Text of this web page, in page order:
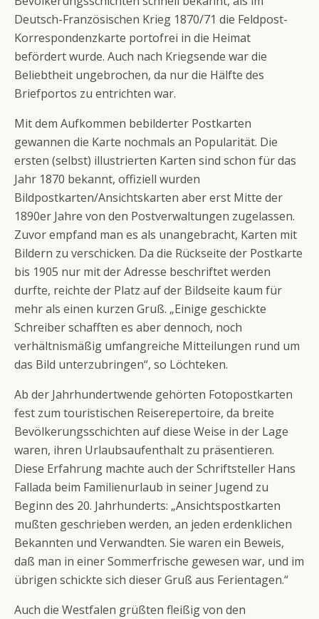
Deutsch-Französischen Krieg 1870/71 die Feldpost-
Korrespondenzkarte portofrei in die Heimat
befördert wurde. Auch nach Kriegsende war die
Beliebtheit ungebrochen, da nur die Hälfte des
Briefportos zu entrichten war.
Mit dem Aufkommen bebilderter Postkarten
gewannen die Karte nochmals an Popularität. Die
ersten (selbst) illustrierten Karten sind schon für das
Jahr 1870 bekannt, offiziell wurden
Bildpostkarten/Ansichtskarten aber erst Mitte der
1890er Jahre von den Postverwaltungen zugelassen.
Zuvor empfand man es als unangebracht, Karten mit
Bildern zu verschicken. Da die Rückseite der Postkarte
bis 1905 nur mit der Adresse beschriftet werden
durfte, reichte der Platz auf der Bildseite kaum für
mehr als einen kurzen Gruß. „Einige geschickte
Schreiber schafften es aber dennoch, noch
verhältnismäßig umfangreiche Mitteilungen rund um
das Bild unterzubringen“, so Löchteken.
Ab der Jahrhundertwende gehörten Fotopostkarten
fest zum touristischen Reiserepertoire, da breite
Bevölkerungsschichten auf diese Weise in der Lage
waren, ihren Urlaubsaufenthalt zu präsentieren.
Diese Erfahrung machte auch der Schriftsteller Hans
Fallada beim Familienurlaub in seiner Jugend zu
Beginn des 20. Jahrhunderts: „Ansichtspostkarten
mußten geschrieben werden, an jeden erdenklichen
Bekannten und Verwandten. Sie waren ein Beweis,
daß man in einer Sommerfrische gewesen war, und im
übrigen schickte sich dieser Gruß aus Ferientagen.“
Auch die Westfalen grüßten fleißig von den